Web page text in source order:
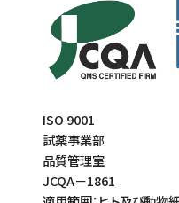
ISO 9001
試薬事業部
品質管理室
JCQA－1861